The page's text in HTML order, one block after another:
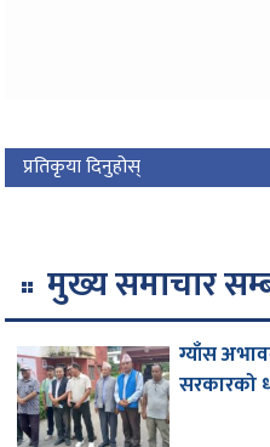
प्रतिकृया दिनुहोस्
मुख्य समाचार
ग्याँस
सरकारको